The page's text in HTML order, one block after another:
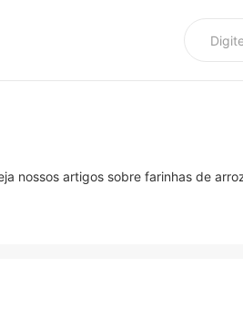
nossos artigos sobre farinhas de